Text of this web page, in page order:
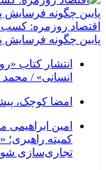
اقتصاد روزمره: کسب‌
پایین چگونه فرسایش
انتشار کتاب
انسانی» /
امضا کوچک،
امین
کمیته راهبری؛
تجاری‌سازی